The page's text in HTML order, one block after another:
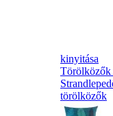
kinyitása
Törölközők
törölközők